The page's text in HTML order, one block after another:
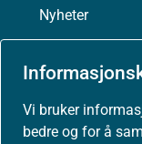
Vi bruker
bedre og for å
Nyheter
Arrangementer
Høringer